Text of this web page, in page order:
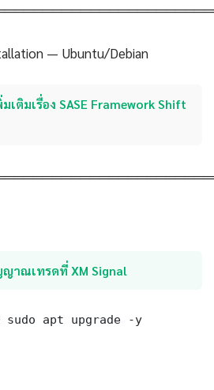
— Ubuntu/Debian
เติมเรื่อง SASE Framework Shift
าณเทรดที่ XM Signal
sudo apt upgrade -y